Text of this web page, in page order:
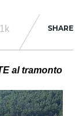
SHARE
al tramonto